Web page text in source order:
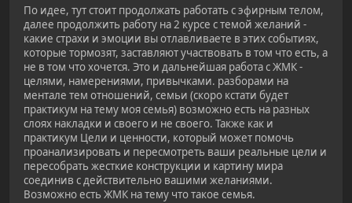
По идее, тут стоит продолжать работать с эфирным телом,
далее продолжить работу на 2 курсе с темой желаний -
какие страхи и эмоции вы отлавливаете в этих событиях,
которые тормозят, заставляют участвовать в том что есть, а
не в том что хочется. Это и дальнейшая работа с ЖМК -
целями, намерениями, привычками. разборами на
ментале тем отношений, семьи (скоро кстати будет
практикум на тему моя семья) возможно есть на разных
слоях накладки и своего и не своего. Также как и
практикум Цели и ценности, который может помочь
проанализировать и пересмотреть ваши реальные цели и
пересобрать жесткие конструкции и картину мира
соединив с действительно вашими желаниями.
Возможно есть ЖМК на тему что такое семья.